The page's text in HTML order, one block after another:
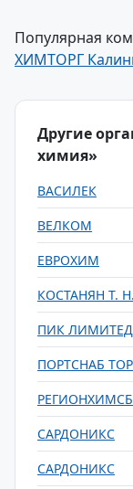
Популярная
ХИМТОРГ
Другие
химия»
ВАСИЛЕК
ВЕЛКОМ
ЕВРОХИМ
КОСТАНЯН Т. Н.
ПИК ЛИМИТЕД
ПОРТСНАБ
САРДОНИКС
САРДОНИКС